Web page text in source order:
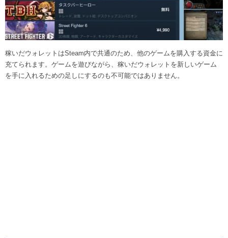
稼いだウォレットはSteam内で共通のため、他のゲームを購入する資金に
充てられます。ゲームを遊びながら、稼いだウォレットを新しいゲーム
を手に入れるための足しにするのも不可能ではありません。